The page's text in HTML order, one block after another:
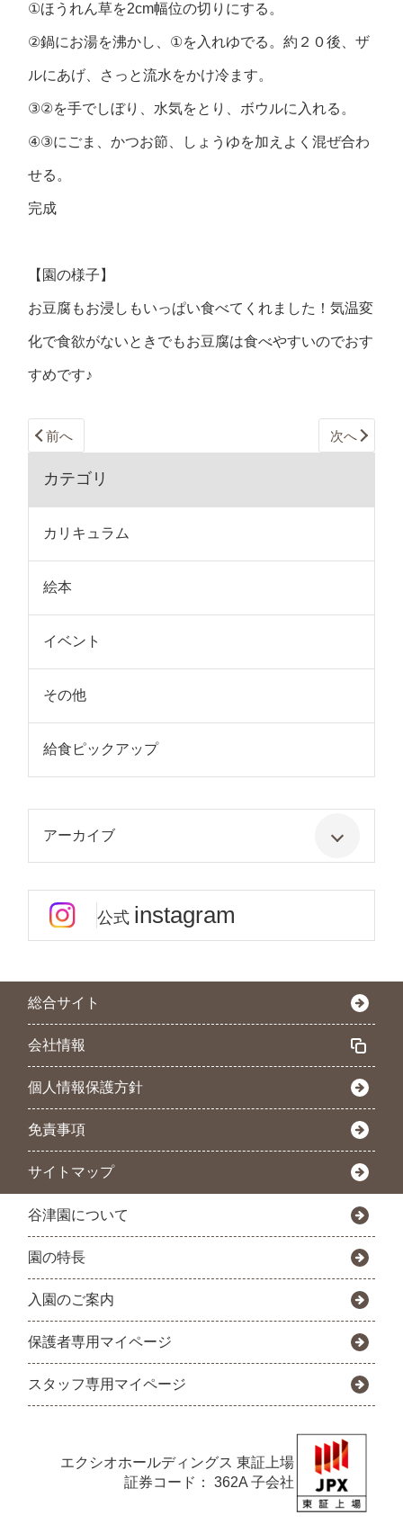
①ほうれん草を2cm幅位の切りにする。
②鍋にお湯を沸かし、 ①を入れゆでる。約２０後、ザ
ルにあげ、さっと流水をかけ冷ます。
③②を手でしぼり、水気をとり、ボウルに入れる。
④③にごま、かつお節、しょうゆを加えよく混ぜ合わ
せる。
完成
【園の様子】
お豆腐もお浸しもいっぱい食べてくれました！気温変
化で食欲がないときでもお豆腐は食べやすいのでおす
すめです♪
前へ 次へ
カテゴリ
カリキュラム
絵本
イベント
その他
給食ピックアップ
アーカイブ
公式 instagram
総合サイト
会社情報
個人情報保護方針
免責事項
サイトマップ
谷津園について
園の特長
入園のご案内
保護者専用マイページ
スタッフ専用マイページ
エクシオホールディングス 東証上場
証券コード： 362A 子会社